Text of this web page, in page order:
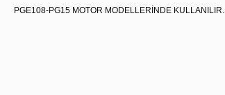
PGE108-PG15 MOTOR MODELLERİNDE KULLANILIR.